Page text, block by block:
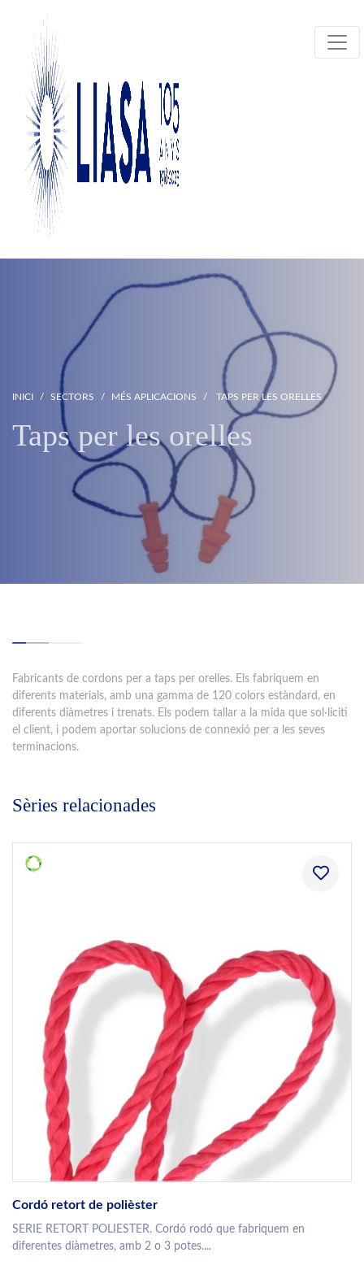
INICI SECTORS MÉS APLICACIONS TAPS PER LES ORELLES
Taps per les orelles
Fabricants de cordons per a taps per orelles. Els fabriquem en
diferents materials, amb una gamma de 120 colors estàndard, en
diferents diàmetres i trenats. Els podem tallar a la mida que sol·liciti
el client, i podem aportar solucions de connexió per a les seves
terminacions.
Sèries relacionades
Cordó retort de polièster
SERIE RETORT POLIESTER. Cordó rodó que fabriquem en
diferentes diàmetres, amb 2 o 3 potes....